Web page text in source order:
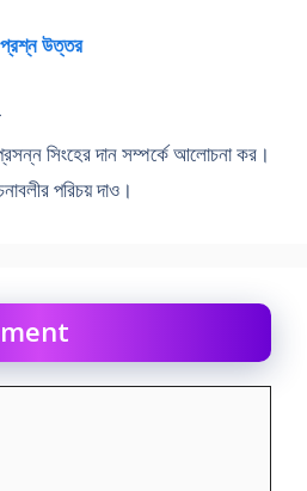
প্রশ্ন উত্তর
সিংহের দান সম্পর্কে আলােচনা কর।
পরিচয় দাও।